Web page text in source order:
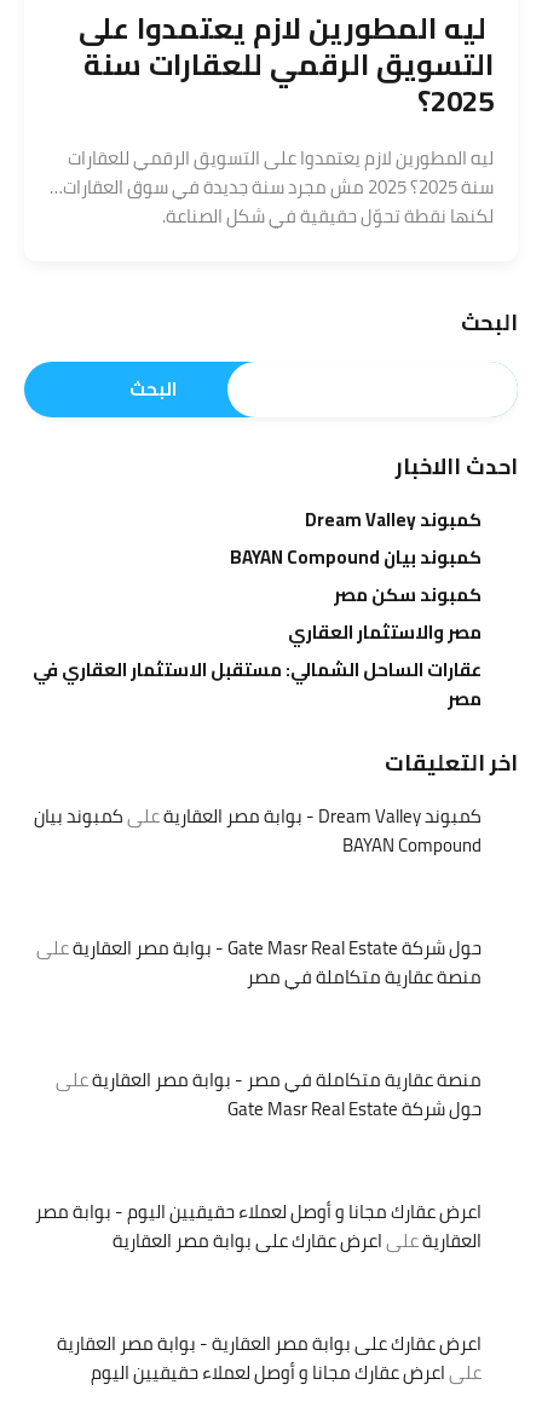
ليه المطورين لازم يعتمدوا على
التسويق الرقمي للعقارات سنة
2025؟
ليه المطورين لازم يعتمدوا على التسويق الرقمي للعقارات
سنة 2025؟ 2025 مش مجرد سنة جديدة في سوق العقارات…
لكنها نقطة تحوّل حقيقية في شكل الصناعة.
البحث
البحث
احدث االاخبار
كمبوند Dream Valley
كمبوند بيان BAYAN Compound
كمبوند سكن مصر
مصر والاستثمار العقاري
عقارات الساحل الشمالي: مستقبل الاستثمار العقاري في
مصر
اخر التعليقات
كمبوند Dream Valley - بوابة مصر العقارية علىكمبوند بيان
BAYAN Compound
حول شركة Gate Masr Real Estate - بوابة مصر العقارية
على
منصة عقارية متكاملة في مصر
منصة عقارية متكاملة في مصر - بوابة مصر العقاريةعلى
حول شركة Gate Masr Real Estate
اعرض عقارك مجانا و أوصل لعملاء حقيقيين اليوم - بوابة مصر
العقاريةعلىاعرض عقارك على بوابة مصر العقارية
اعرض عقارك على بوابة مصر العقارية - بوابة مصر العقارية
علىاعرض عقارك مجانا و أوصل لعملاء حقيقيين اليوم